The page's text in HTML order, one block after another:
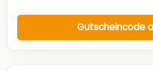
Gutscheincode